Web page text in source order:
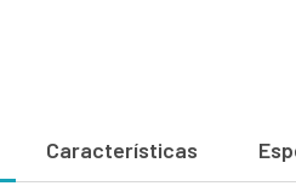
Características